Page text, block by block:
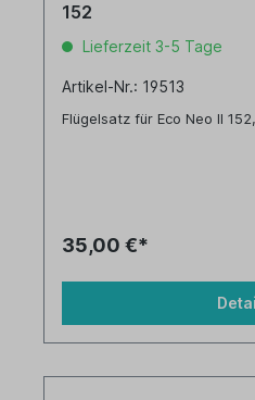
152
Lieferzeit 3-5 Tage
Artikel-Nr.: 19513
Flügelsatz für Eco Neo II
35,00 €*